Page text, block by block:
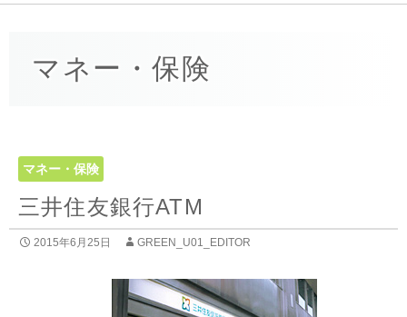
マネー・保険
マネー・保険
三井住友銀行ATM
2015年6月25日 GREEN_U01_EDITOR